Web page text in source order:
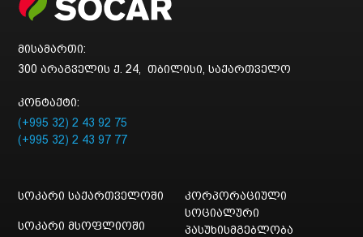
მისამართი:
300 არაგველის ქ. 24, თბილისი, საქართველო
კონტაქტი:
(+995 32) 2 43 92 75
(+995 32) 2 43 97 77
სოკარი საქართველოში
სოკარი მსოფლიოში
კორპორაციული
სოციალური
პასუხისმგებლობა